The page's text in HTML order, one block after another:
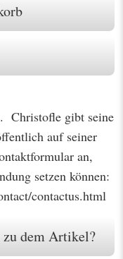
Christofle gibt seine
auf seiner
an,
setzen können:
contactus.html
zu dem Artikel?